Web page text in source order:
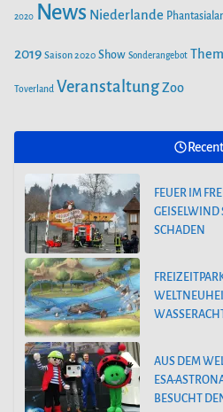
FEUER IM
2020 News Niederlande
2019 Saison 2020 Show Sonderangebot
Toverland VeranstaltungZoo
Recent
FEUER IM
GEISELWIND
SCHADEN
AUS DEM
ESA-
BESUCHT